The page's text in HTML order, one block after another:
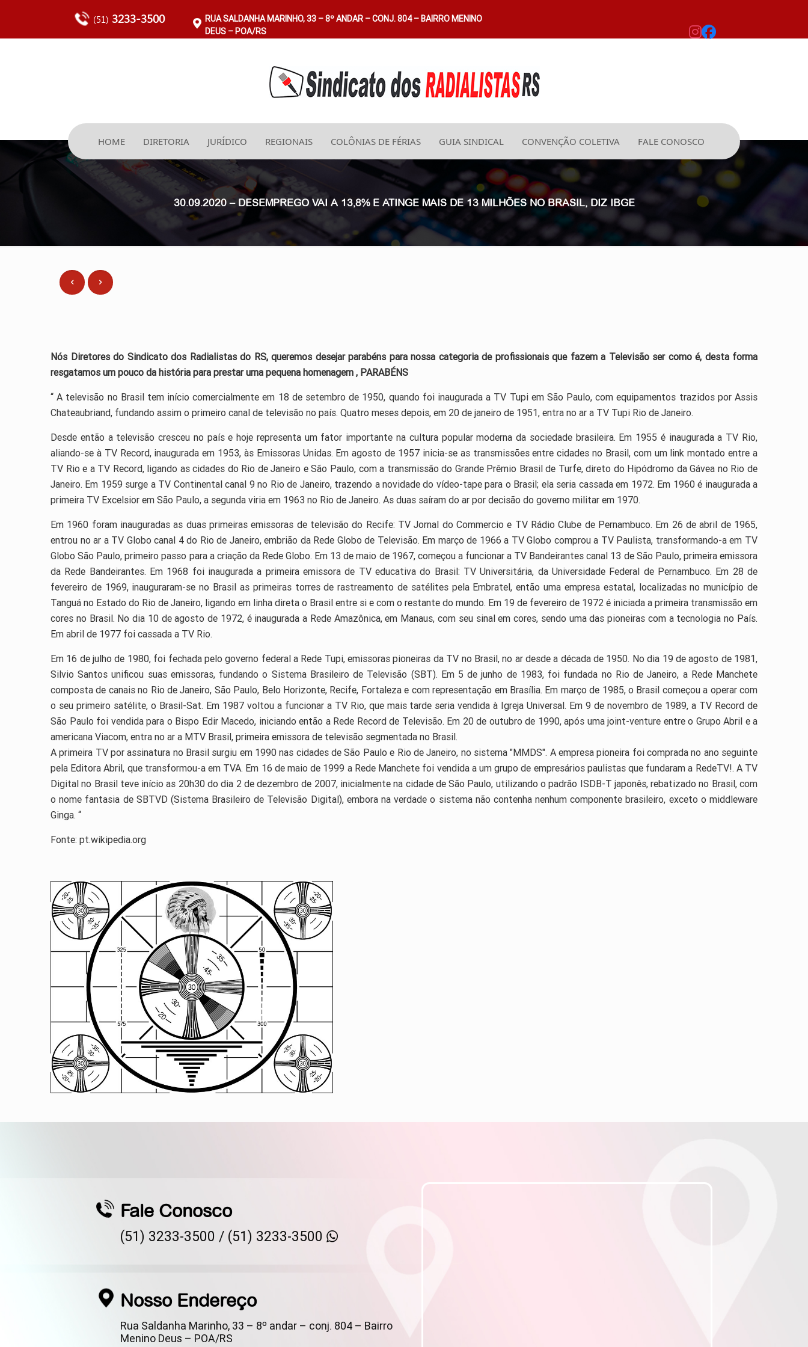
(51) 3233-3500
RUA SALDANHA MARINHO, 33 – 8º ANDAR – CONJ. 804 – BAIRRO MENINO
DEUS – POA/RS
HOME DIRETORIA JURÍDICO REGIONAIS COLÔNIAS DE FÉRIAS GUIA SINDICAL CONVENÇÃO COLETIVA FALE CONOSCO
30.09.2020 – DESEMPREGO VAI A 13,8% E ATINGE MAIS DE 13 MILHÕES NO BRASIL, DIZ IBGE
Nós Diretores do Sindicato dos Radialistas do RS, queremos desejar parabéns para nossa categoria de profissionais que fazem a Televisão ser como é, desta forma
resgatamos um pouco da história para prestar uma pequena homenagem , PARABÉNS
“ A televisão no Brasil tem início comercialmente em 18 de setembro de 1950, quando foi inaugurada a TV Tupi em São Paulo, com equipamentos trazidos por Assis
Chateaubriand, fundando assim o primeiro canal de televisão no país. Quatro meses depois, em 20 de janeiro de 1951, entra no ar a TV Tupi Rio de Janeiro.
Desde então a televisão cresceu no país e hoje representa um fator importante na cultura popular moderna da sociedade brasileira. Em 1955 é inaugurada a TV Rio,
aliando-se à TV Record, inaugurada em 1953, às Emissoras Unidas. Em agosto de 1957 inicia-se as transmissões entre cidades no Brasil, com um link montado entre a
TV Rio e a TV Record, ligando as cidades do Rio de Janeiro e São Paulo, com a transmissão do Grande Prêmio Brasil de Turfe, direto do Hipódromo da Gávea no Rio de
Janeiro. Em 1959 surge a TV Continental canal 9 no Rio de Janeiro, trazendo a novidade do vídeo-tape para o Brasil; ela seria cassada em 1972. Em 1960 é inaugurada a
primeira TV Excelsior em São Paulo, a segunda viria em 1963 no Rio de Janeiro. As duas saíram do ar por decisão do governo militar em 1970.
Em 1960 foram inauguradas as duas primeiras emissoras de televisão do Recife: TV Jornal do Commercio e TV Rádio Clube de Pernambuco. Em 26 de abril de 1965,
entrou no ar a TV Globo canal 4 do Rio de Janeiro, embrião da Rede Globo de Televisão. Em março de 1966 a TV Globo comprou a TV Paulista, transformando-a em TV
Globo São Paulo, primeiro passo para a criação da Rede Globo. Em 13 de maio de 1967, começou a funcionar a TV Bandeirantes canal 13 de São Paulo, primeira emissora
da Rede Bandeirantes. Em 1968 foi inaugurada a primeira emissora de TV educativa do Brasil: TV Universitária, da Universidade Federal de Pernambuco. Em 28 de
fevereiro de 1969, inauguraram-se no Brasil as primeiras torres de rastreamento de satélites pela Embratel, então uma empresa estatal, localizadas no município de
Tanguá no Estado do Rio de Janeiro, ligando em linha direta o Brasil entre si e com o restante do mundo. Em 19 de fevereiro de 1972 é iniciada a primeira transmissão em
cores no Brasil. No dia 10 de agosto de 1972, é inaugurada a Rede Amazônica, em Manaus, com seu sinal em cores, sendo uma das pioneiras com a tecnologia no País.
Em abril de 1977 foi cassada a TV Rio.
Em 16 de julho de 1980, foi fechada pelo governo federal a Rede Tupi, emissoras pioneiras da TV no Brasil, no ar desde a década de 1950. No dia 19 de agosto de 1981,
Silvio Santos unificou suas emissoras, fundando o Sistema Brasileiro de Televisão (SBT). Em 5 de junho de 1983, foi fundada no Rio de Janeiro, a Rede Manchete
composta de canais no Rio de Janeiro, São Paulo, Belo Horizonte, Recife, Fortaleza e com representação em Brasília. Em março de 1985, o Brasil começou a operar com
o seu primeiro satélite, o Brasil-Sat. Em 1987 voltou a funcionar a TV Rio, que mais tarde seria vendida à Igreja Universal. Em 9 de novembro de 1989, a TV Record de
São Paulo foi vendida para o Bispo Edir Macedo, iniciando então a Rede Record de Televisão. Em 20 de outubro de 1990, após uma joint-venture entre o Grupo Abril e a
americana Viacom, entra no ar a MTV Brasil, primeira emissora de televisão segmentada no Brasil.
A primeira TV por assinatura no Brasil surgiu em 1990 nas cidades de São Paulo e Rio de Janeiro, no sistema "MMDS". A empresa pioneira foi comprada no ano seguinte
pela Editora Abril, que transformou-a em TVA. Em 16 de maio de 1999 a Rede Manchete foi vendida a um grupo de empresários paulistas que fundaram a RedeTV!. A TV
Digital no Brasil teve início as 20h30 do dia 2 de dezembro de 2007, inicialmente na cidade de São Paulo, utilizando o padrão ISDB-T japonês, rebatizado no Brasil, com
o nome fantasia de SBTVD (Sistema Brasileiro de Televisão Digital), embora na verdade o sistema não contenha nenhum componente brasileiro, exceto o middleware
Ginga. “
Fonte: pt.wikipedia.org
Fale Conosco
(51) 3233-3500 / (51) 3233-3500
Nosso Endereço
Rua Saldanha Marinho, 33 – 8º andar – conj. 804 – Bairro
Menino Deus – POA/RS